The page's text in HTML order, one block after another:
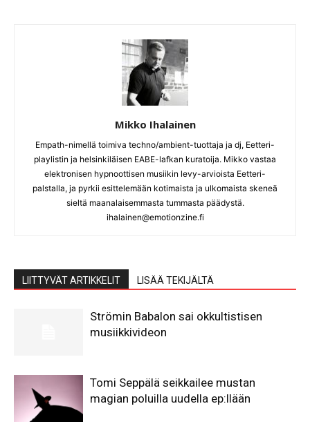
Mikko Ihalainen
Empath-nimellä toimiva techno/ambient-tuottaja ja dj, Eetteri-
playlistin ja helsinkiläisen EABE-lafkan kuratoija. Mikko vastaa
elektronisen hypnoottisen musiikin levy-arvioista Eetteri-
palstalla, ja pyrkii esittelemään kotimaista ja ulkomaista skeneä
sieltä maanalaisemmasta tummasta päädystä.
ihalainen@emotionzine.fi
LIITTYVÄT ARTIKKELIT LISÄÄ TEKIJÄLTÄ
Strömin Babalon sai okkultistisen
musiikkivideon
Tomi Seppälä seikkailee mustan
magian poluilla uudella ep:llään